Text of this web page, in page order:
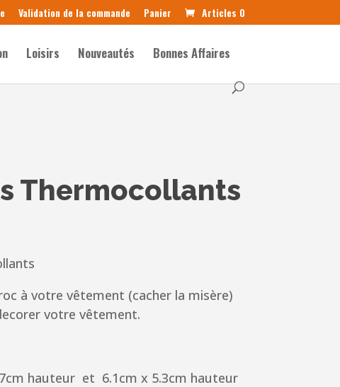
Validation de la commande Panier Articles 0
Loisirs Nouveautés Bonnes Affaires
Thermocollants
à votre vêtement (cacher la misère)
votre vêtement.
hauteur et 6.1cm x 5.3cm hauteur